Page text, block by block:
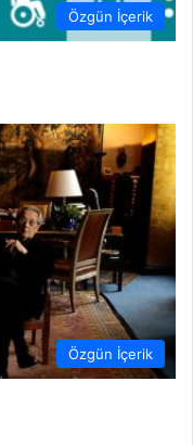
Özgün İçerik
Özgün İçerik